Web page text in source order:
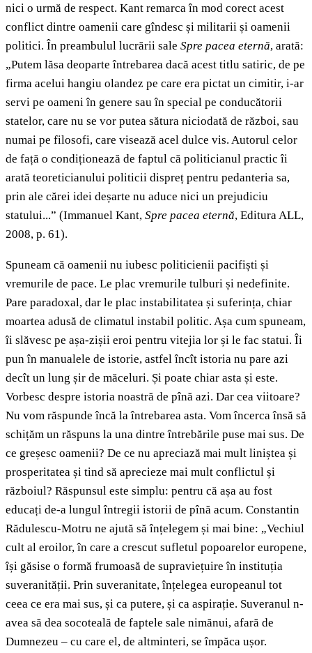
nici o urmă de respect. Kant remarca în mod corect acest
conflict dintre oamenii care gîndesc și militarii și oamenii
politici. În preambulul lucrării sale Spre pacea eternă, arată:
„Putem lăsa deoparte întrebarea dacă acest titlu satiric, de pe
firma acelui hangiu olandez pe care era pictat un cimitir, i-ar
servi pe oameni în genere sau în special pe conducătorii
statelor, care nu se vor putea sătura niciodată de război, sau
numai pe filosofi, care visează acel dulce vis. Autorul celor
de față o condiționează de faptul că politicianul practic îi
arată teoreticianului politicii dispreț pentru pedanteria sa,
prin ale cărei idei deșarte nu aduce nici un prejudiciu
statului...” (Immanuel Kant, Spre pacea eternă, Editura ALL,
2008, p. 61).
Spuneam că oamenii nu iubesc politicienii pacifiști și
vremurile de pace. Le plac vremurile tulburi și nedefinite.
Pare paradoxal, dar le plac instabilitatea și suferința, chiar
moartea adusă de climatul instabil politic. Așa cum spuneam,
îi slăvesc pe așa-zișii eroi pentru vitejia lor și le fac statui. Îi
pun în manualele de istorie, astfel încît istoria nu pare azi
decît un lung șir de măceluri. Și poate chiar asta și este.
Vorbesc despre istoria noastră de pînă azi. Dar cea viitoare?
Nu vom răspunde încă la întrebarea asta. Vom încerca însă să
schițăm un răspuns la una dintre întrebările puse mai sus. De
ce greșesc oamenii? De ce nu apreciază mai mult liniștea și
prosperitatea și tind să aprecieze mai mult conflictul și
războiul? Răspunsul este simplu: pentru că așa au fost
educați de-a lungul întregii istorii de pînă acum. Constantin
Rădulescu-Motru ne ajută să înțelegem și mai bine: „Vechiul
cult al eroilor, în care a crescut sufletul popoarelor europene,
își găsise o formă frumoasă de supraviețuire în instituția
suveranității. Prin suveranitate, înțelegea europeanul tot
ceea ce era mai sus, și ca putere, și ca aspirație. Suveranul n-
avea să dea socoteală de faptele sale nimănui, afară de
Dumnezeu – cu care el, de altminteri, se împăca ușor.